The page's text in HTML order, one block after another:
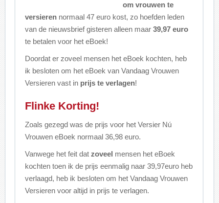
om vrouwen te
versieren normaal 47 euro kost, zo hoefden leden
van de nieuwsbrief gisteren alleen maar39,97 euro
te betalen voor het eBoek!
Doordat er zoveel mensen het eBoek kochten, heb
ik besloten om het eBoek van Vandaag Vrouwen
Versieren vast in prijs te verlagen!
Flinke Korting!
Zoals gezegd was de prijs voor het Versier Nú
Vrouwen eBoek normaal 36,98 euro.
Vanwege het feit datzoveel mensen het eBoek
kochten toen ik de prijs eenmalig naar 39,97euro heb
verlaagd, heb ik besloten om het Vandaag Vrouwen
Versieren voor altijd in prijs te verlagen.